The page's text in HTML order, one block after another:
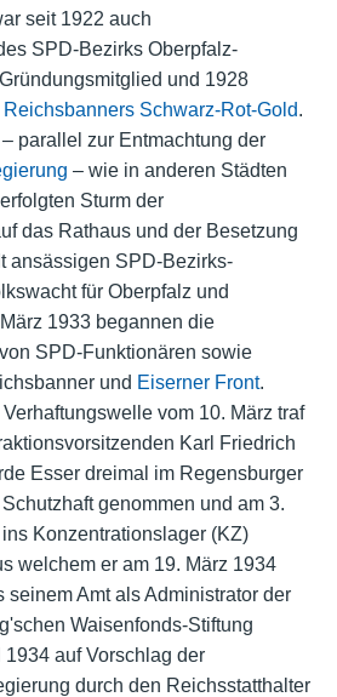
seit 1922 auch
SPD-Bezirks Oberpfalz-
und 1928
Reichsbanners Schwarz-Rot-Gold.
parallel zur Entmachtung der
– wie in anderen Städten
Sturm der
das Rathaus und der Besetzung
ansässigen SPD-Bezirks-
für Oberpfalz und
1933 begannen die
SPD-Funktionären sowie
und Eiserner Front.
vom 10. März traf
Karl Friedrich
Esser dreimal im Regensburger
genommen und am 3.
Konzentrationslager (KZ)
welchem er am 19. März 1934
seinem Amt als Administrator der
Waisenfonds-Stiftung
auf Vorschlag der
durch den Reichsstatthalter